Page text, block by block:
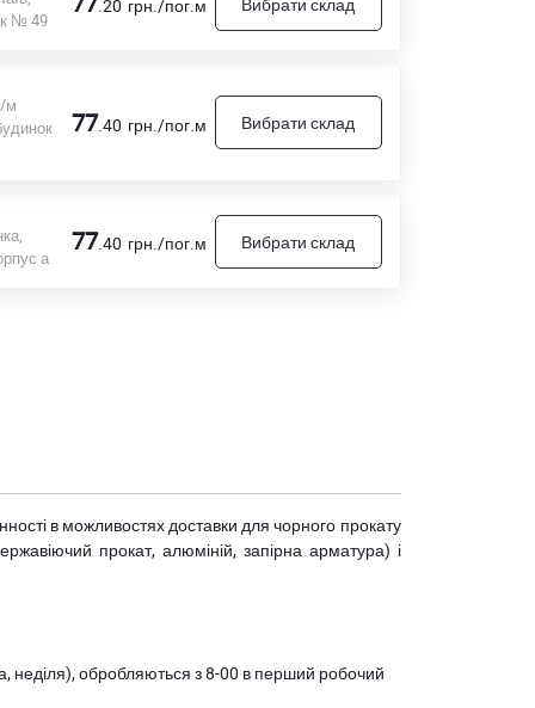
№ 49
.20 грн./пог.м
м
77.40 грн./пог.м Вибрати склад
а
77.40 грн./пог.м Вибрати склад
в можливостях доставки для чорного прокату
прокат, алюміній, запірна арматура) і
неділя), обробляються з 8-00 в перший робочий